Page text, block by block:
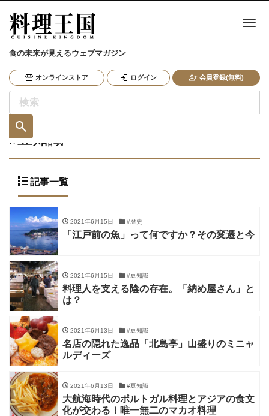
食の未来が見えるウェブマガジン
オンラインストア ログイン 会員登録(無料)
ナ
#豆知識
記事一覧
2021年6月15日 #歴史
「江戸前の魚」って何ですか？その変遷と今
2021年6月15日 #豆知識
料理人を支える陰の存在。「納め屋さん」と
は？
2021年6月13日 #豆知識
名店の隠れた逸品「北島亭」山盛りのミニャ
ルディーズ
2021年6月13日 #豆知識
大航海時代のポルトガル料理とアジアの食文
化が交わる！唯一無二のマカオ料理